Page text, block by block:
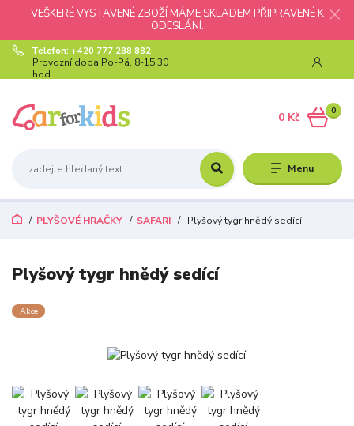
VEŠKERÉ VYSTAVENÉ ZBOŽÍ MÁME SKLADEM PŘIPRAVENÉ K
ODESLÁNÍ.
Menu
Telefon: +420 777 288 882
Provozní doba Po-Pá, 8-15:30
hod.
0
0 Kč
PLYŠOVÉ HRAČKY SAFARI Plyšový tygr hnědý sedící
Plyšový tygr hnědý sedící
Akce